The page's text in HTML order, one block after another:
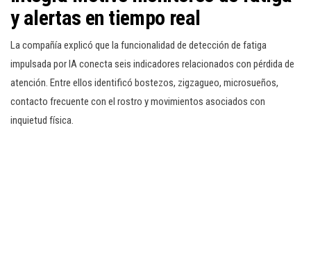
y alertas en tiempo real
La compañía explicó que la funcionalidad de detección de fatiga
impulsada por IA conecta seis indicadores relacionados con pérdida de
atención. Entre ellos identificó bostezos, zigzagueo, microsueños,
contacto frecuente con el rostro y movimientos asociados con
inquietud física.